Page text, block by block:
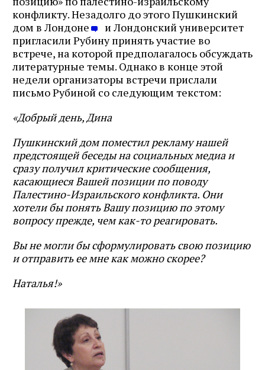
конфликту. Незадолго до этого Пушкинский
дом в Лондоне
и Лондонский университет
пригласили Рубину принять участие во
встрече, на которой предполагалось обсуждать
литературные темы. Однако в конце этой
недели организаторы встречи прислали
письмо Рубиной со следующим текстом:
«Добрый день, Дина
Пушкинский дом поместил рекламу нашей
предстоящей беседы на социальных медиа и
сразу получил критические сообщения,
касающиеся Вашей позиции по поводу
Палестино-Израильского конфликта. Они
хотели бы понять Вашу позицию по этому
вопросу прежде, чем как-то реагировать.
Вы не могли бы сформулировать свою позицию
и отправить ее мне как можно скорее?
Наталья!»